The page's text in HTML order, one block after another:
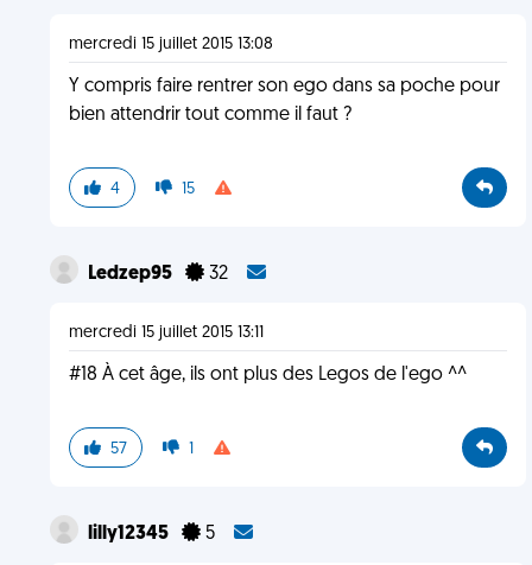
mercredi 15 juillet 2015 13:08
Y compris faire rentrer son ego dans sa poche pour
bien attendrir tout comme il faut ?
4 15
Ledzep95 32
mercredi 15 juillet 2015 13:11
#18 À cet âge, ils ont plus des Legos de l'ego ^^
57 1
lilly12345 5